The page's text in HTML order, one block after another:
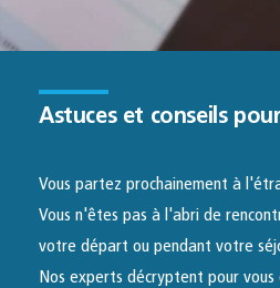
Astuces et conseils
Vous partez prochainement à
Vous n'êtes pas à l'abri de
votre départ ou pendant votre
Nos experts décryptent pour vous